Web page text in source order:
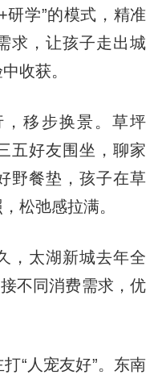
研学”的模式，精准
求，让孩子走出城
收获。
移步换景。草坪
五好友围坐，聊家
野餐垫，孩子在草
松弛感拉满。
太湖新城去年全
不同消费需求，优
“人宠友好”。东南